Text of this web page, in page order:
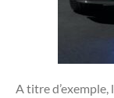
A titre